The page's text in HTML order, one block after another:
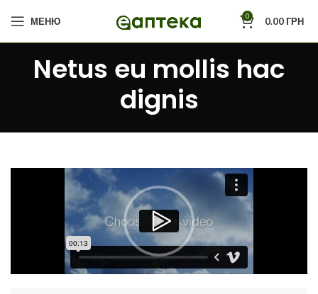
МЕНЮ 0 0.00ГРН
Netus eu mollis hac
dignis